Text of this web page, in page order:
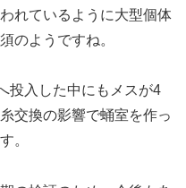
れているように大型個体
のようですね。
投入した中にもメスが4
交換の影響で蛹室を作っ
。